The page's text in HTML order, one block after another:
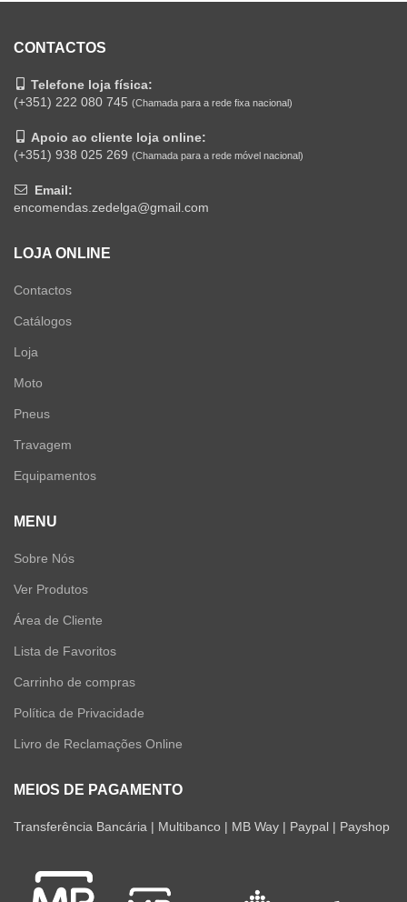
CONTACTOS
Telefone loja física:
(+351) 222 080 745 (Chamada para a rede fixa nacional)
Apoio ao cliente loja online:
(+351) 938 025 269 (Chamada para a rede móvel nacional)
Email:
encomendas.zedelga@gmail.com
LOJA ONLINE
Contactos
Catálogos
Loja
Moto
Pneus
Travagem
Equipamentos
MENU
Sobre Nós
Ver Produtos
Área de Cliente
Lista de Favoritos
Carrinho de compras
Política de Privacidade
Livro de Reclamações Online
MEIOS DE PAGAMENTO
Transferência Bancária | Multibanco | MB Way | Paypal | Payshop